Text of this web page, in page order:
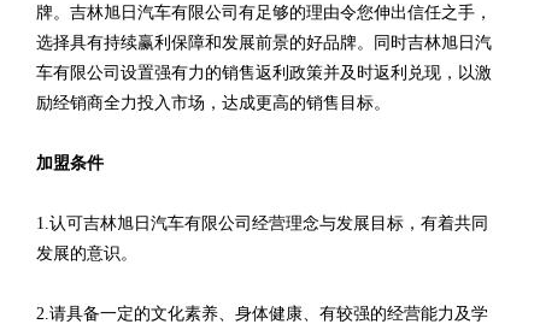
牌。吉林旭日汽车有限公司有足够的理由令您伸出信任之手，
选择具有持续赢利保障和发展前景的好品牌。同时吉林旭日汽
车有限公司设置强有力的销售返利政策并及时返利兑现，以激
励经销商全力投入市场，达成更高的销售目标。
加盟条件
1.认可吉林旭日汽车有限公司经营理念与发展目标，有着共同
发展的意识。
2.请具备一定的文化素养、身体健康、有较强的经营能力及学